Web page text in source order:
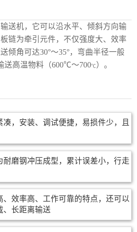
送机，它可以沿水平、倾斜方向输
链为牵引元件，不仅强度大、效率
倾角可达30°～35°，弯曲半径一般
送高温物料（600℃～700℃）。
凑，安装、调试便捷，易损件少，且
耐磨钢冲压成型，累计误差小，行走
、效率高、工作可靠的特点，还可以
、长距离输送